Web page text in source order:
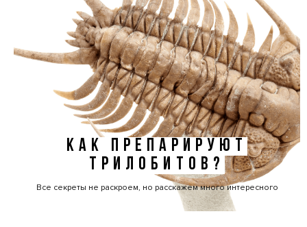
КАК ПРЕПАРИРУЮТ
ТРИЛОБИТОВ?
Все секреты не раскроем, но расскажем много интересного